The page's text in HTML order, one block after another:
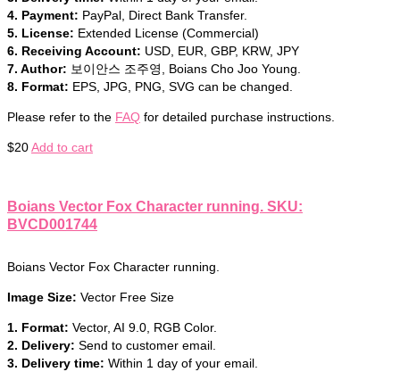
4. Payment: PayPal, Direct Bank Transfer.
5. License: Extended License (Commercial)
6. Receiving Account: USD, EUR, GBP, KRW, JPY
7. Author: 보이안스 조주영, Boians Cho Joo Young.
8. Format: EPS, JPG, PNG, SVG can be changed.
Please refer to the FAQ for detailed purchase instructions.
$20Add to cart
Boians Vector Fox Character running. SKU:
BVCD001744
Boians Vector Fox Character running.
Image Size: Vector Free Size
1. Format: Vector, AI 9.0, RGB Color.
2. Delivery: Send to customer email.
3. Delivery time: Within 1 day of your email.